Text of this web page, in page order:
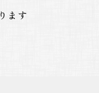
ます